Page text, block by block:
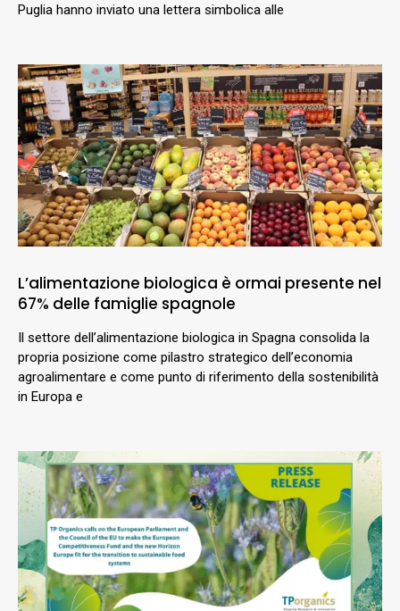
Puglia hanno inviato una lettera simbolica alle
L’alimentazione biologica è ormai presente nel
67% delle famiglie spagnole
Il settore dell’alimentazione biologica in Spagna consolida la
propria posizione come pilastro strategico dell’economia
agroalimentare e come punto di riferimento della sostenibilità
in Europa e